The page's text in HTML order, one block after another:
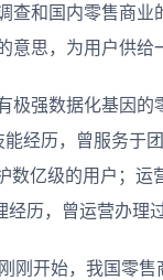
查和国内零售商
思，为用户供给
极强数据化基因
经历，曾服务
亿级的用户；
历，曾运营办理
刚开始，我国零